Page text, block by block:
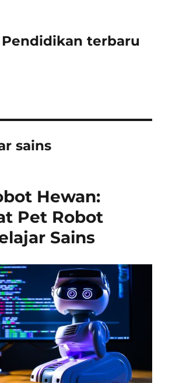
terbaru
sains
Hewan:
Pet Robot
Sains